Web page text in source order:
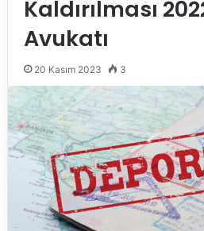
Kaldırılması
Avukatı
20 Kasım 2023 3